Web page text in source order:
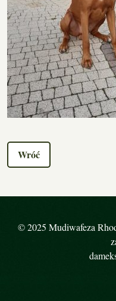
Wróć
© 2025 Mudiwafeza